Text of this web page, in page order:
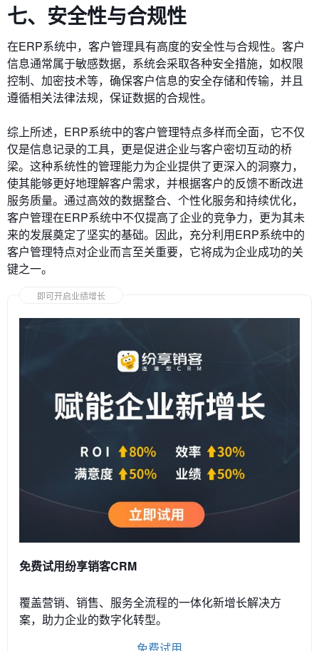
七、安全性与合规性
在ERP系统中，客户管理具有高度的安全性与合规性。客户
信息通常属于敏感数据，系统会采取各种安全措施，如权限
控制、加密技术等，确保客户信息的安全存储和传输，并且
遵循相关法律法规，保证数据的合规性。
综上所述，ERP系统中的客户管理特点多样而全面，它不仅
仅是信息记录的工具，更是促进企业与客户密切互动的桥
梁。这种系统性的管理能力为企业提供了更深入的洞察力，
使其能够更好地理解客户需求，并根据客户的反馈不断改进
服务质量。通过高效的数据整合、个性化服务和持续优化，
客户管理在ERP系统中不仅提高了企业的竞争力，更为其未
来的发展奠定了坚实的基础。因此，充分利用ERP系统中的
客户管理特点对企业而言至关重要，它将成为企业成功的关
键之一。
即可开启业绩增长
免费试用纷享销客CRM
覆盖营销、销售、服务全流程的一体化新增长解决方
案，助力企业的数字化转型。